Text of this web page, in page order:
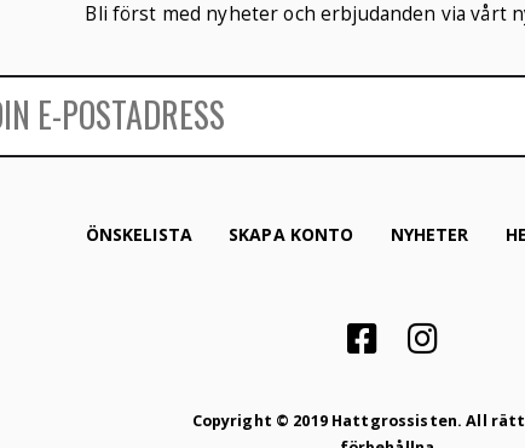
Bli först med nyheter och erbjudanden via vårt
ÖNSKELISTA SKAPA KONTO NYHETER
Copyright © 2019 Hattgrossisten. All